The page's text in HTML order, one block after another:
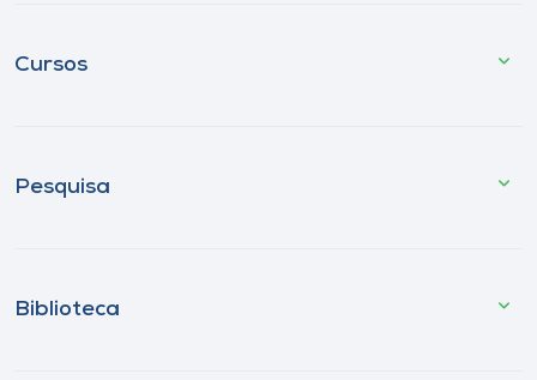
Cursos
Pesquisa
Biblioteca